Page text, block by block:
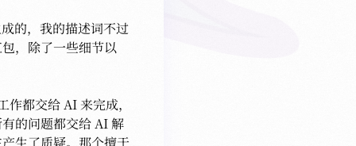
的，我的描述词不过
，除了一些细节以
都交给 AI 来完成，
的问题都交给 AI 解